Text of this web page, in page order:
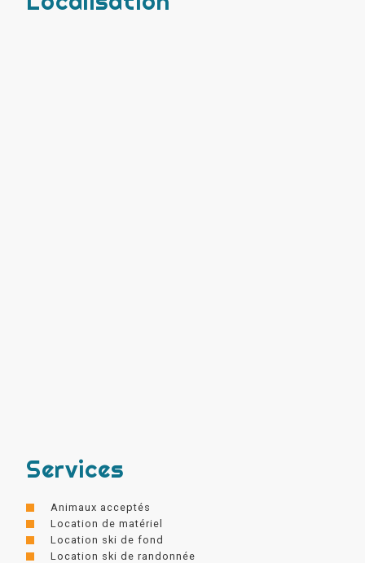
Services
Animaux acceptés
Location de matériel
Location ski de fond
Location ski de randonnée